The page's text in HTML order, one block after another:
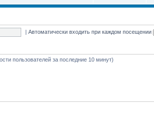
|Автоматически входить при каждом посещении
пользователей за последние 10 минут)